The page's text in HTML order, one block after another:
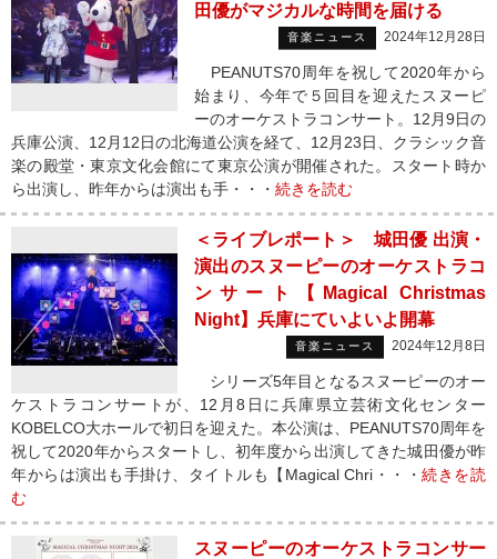
田優がマジカルな時間を届ける
音楽ニュース 2024年12月28日
PEANUTS70周年を祝して2020年から
始まり、今年で５回目を迎えたスヌーピ
ーのオーケストラコンサート。12月9日の
兵庫公演、12月12日の北海道公演を経て、12月23日、クラシック音
楽の殿堂・東京文化会館にて東京公演が開催された。スタート時か
ら出演し、昨年からは演出も手・・・ 続きを読む
＜ライブレポート＞ 城田優 出演・
演出のスヌーピーのオーケストラコ
ンサート【Magical Christmas
Night】兵庫にていよいよ開幕
音楽ニュース 2024年12月8日
シリーズ5年目となるスヌーピーのオー
ケストラコンサートが、12月8日に兵庫県立芸術文化センター
KOBELCO大ホールで初日を迎えた。本公演は、PEANUTS70周年を
祝して2020年からスタートし、初年度から出演してきた城田優が昨
年からは演出も手掛け、タイトルも【Magical Chri・・・続きを読
む
スヌーピーのオーケストラコンサー